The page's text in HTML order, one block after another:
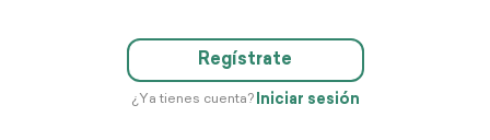
Regístrate
¿Ya tienes cuenta? Iniciar sesión